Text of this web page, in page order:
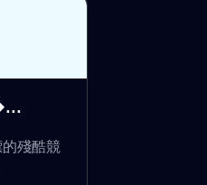
殘酷競